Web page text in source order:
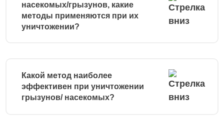
насекомых/грызунов, какие
методы применяются при их
уничтожении?
Какой метод наиболее
эффективен при уничтожении
грызунов/ насекомых?